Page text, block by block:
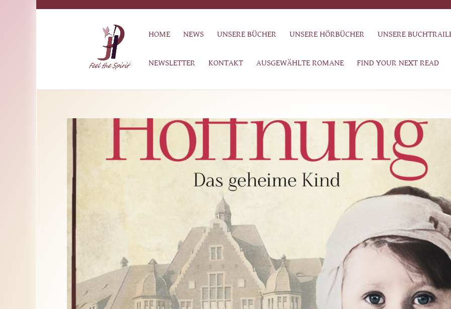
HOME NEWS UNSERE BÜCHER UNSERE HÖRBÜCHER UNSERE
NEWSLETTER KONTAKT AUSGEWÄHLTE ROMANE FIND YOUR NEXT READ